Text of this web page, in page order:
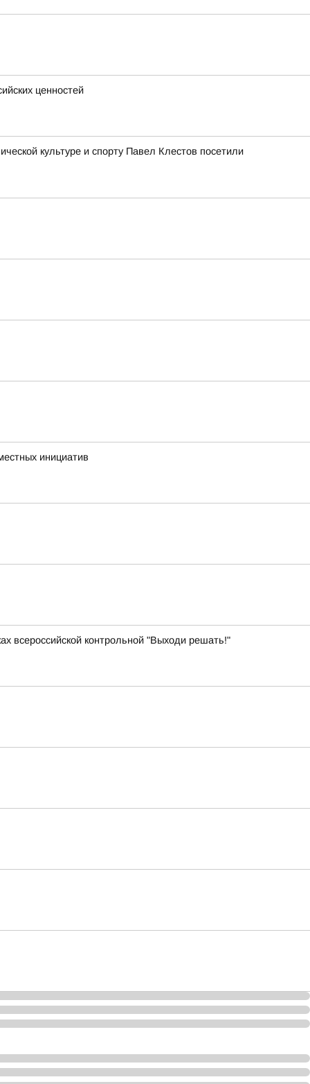
ценностей
культуре и спорту Павел Клестов посетили
инициатив
всероссийской контрольной "Выходи решать!"